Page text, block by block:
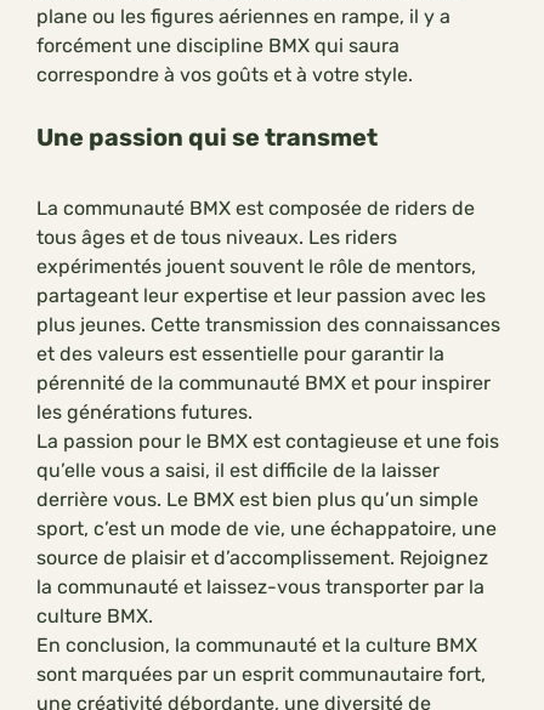
plane ou les figures aériennes en rampe, il y a
forcément une discipline BMX qui saura
correspondre à vos goûts et à votre style.
Une passion qui se transmet
La communauté BMX est composée de riders de
tous âges et de tous niveaux. Les riders
expérimentés jouent souvent le rôle de mentors,
partageant leur expertise et leur passion avec les
plus jeunes. Cette transmission des connaissances
et des valeurs est essentielle pour garantir la
pérennité de la communauté BMX et pour inspirer
les générations futures.
La passion pour le BMX est contagieuse et une fois
qu’elle vous a saisi, il est difficile de la laisser
derrière vous. Le BMX est bien plus qu’un simple
sport, c’est un mode de vie, une échappatoire, une
source de plaisir et d’accomplissement. Rejoignez
la communauté et laissez-vous transporter par la
culture BMX.
En conclusion, la communauté et la culture BMX
sont marquées par un esprit communautaire fort,
une créativité débordante, une diversité de